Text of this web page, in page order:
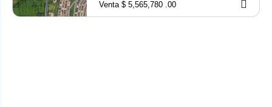
Venta $ 5,565,780 .00